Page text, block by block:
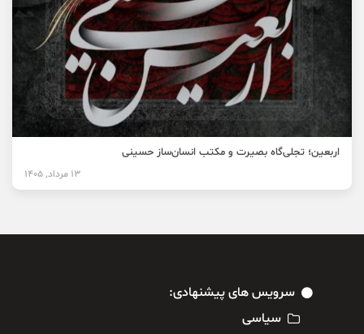
اربعین؛ تجلی‌گاه بصیرت و مکتب انسان‌ساز حسینی
13 مرداد, 1405
سرویس های پیشنهادی:
سیاسی